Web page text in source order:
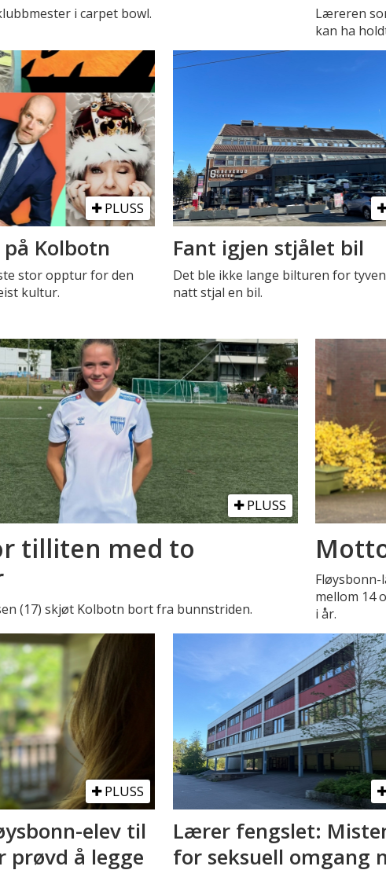
i carpet bowl.
Læreren
kan ha
PLUSS
Kolbotn
stor opptur for den
kultur.
Fant igjen stjålet bil
Det ble ikke lange bilturen for
natt stjal en bil.
PLUSS
tilliten med to
(17) skjøt Kolbotn bort fra bunnstriden.
mellom 14
i år.
PLUSS
elev til
prøvd å legge
Lærer fengslet:
for seksuell omgang